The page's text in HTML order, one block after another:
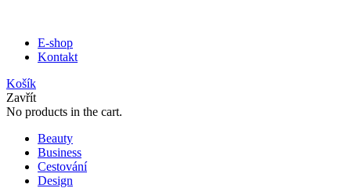
E-shop
Kontakt
Košík
Zavřít
No products in the cart.
Beauty
Business
Cestování
Design